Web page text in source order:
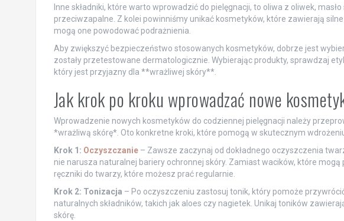
Inne składniki, które warto wprowadzić do pielęgnacji, to oliwa z oliwek,
przeciwzapalne. Z kolei powinniśmy unikać kosmetyków, które zawierają
mogą one powodować podrażnienia.
Aby zwiększyć bezpieczeństwo stosowanych kosmetyków, dobrze jest
zostały przetestowane dermatologicznie. Wybierając produkty, sprawdzaj
który jest przyjazny dla **wrażliwej skóry**.
Jak krok po kroku wprowadzać nowe
Wprowadzenie nowych kosmetyków do codziennej pielęgnacji należy
*wrażliwą skórę*. Oto konkretne kroki, które pomogą w skutecznym
Krok 1: Oczyszczanie– Zawsze zaczynaj od dokładnego oczyszczenia
nie narusza naturalnej bariery ochronnej skóry. Zamiast wacików, które
ręczniki do twarzy, które możesz prać regularnie.
Krok 2: Tonizacja – Po oczyszczeniu zastosuj tonik, który pomoże
naturalnych składników, takich jak aloes czy nagietek. Unikaj toników
skórę.